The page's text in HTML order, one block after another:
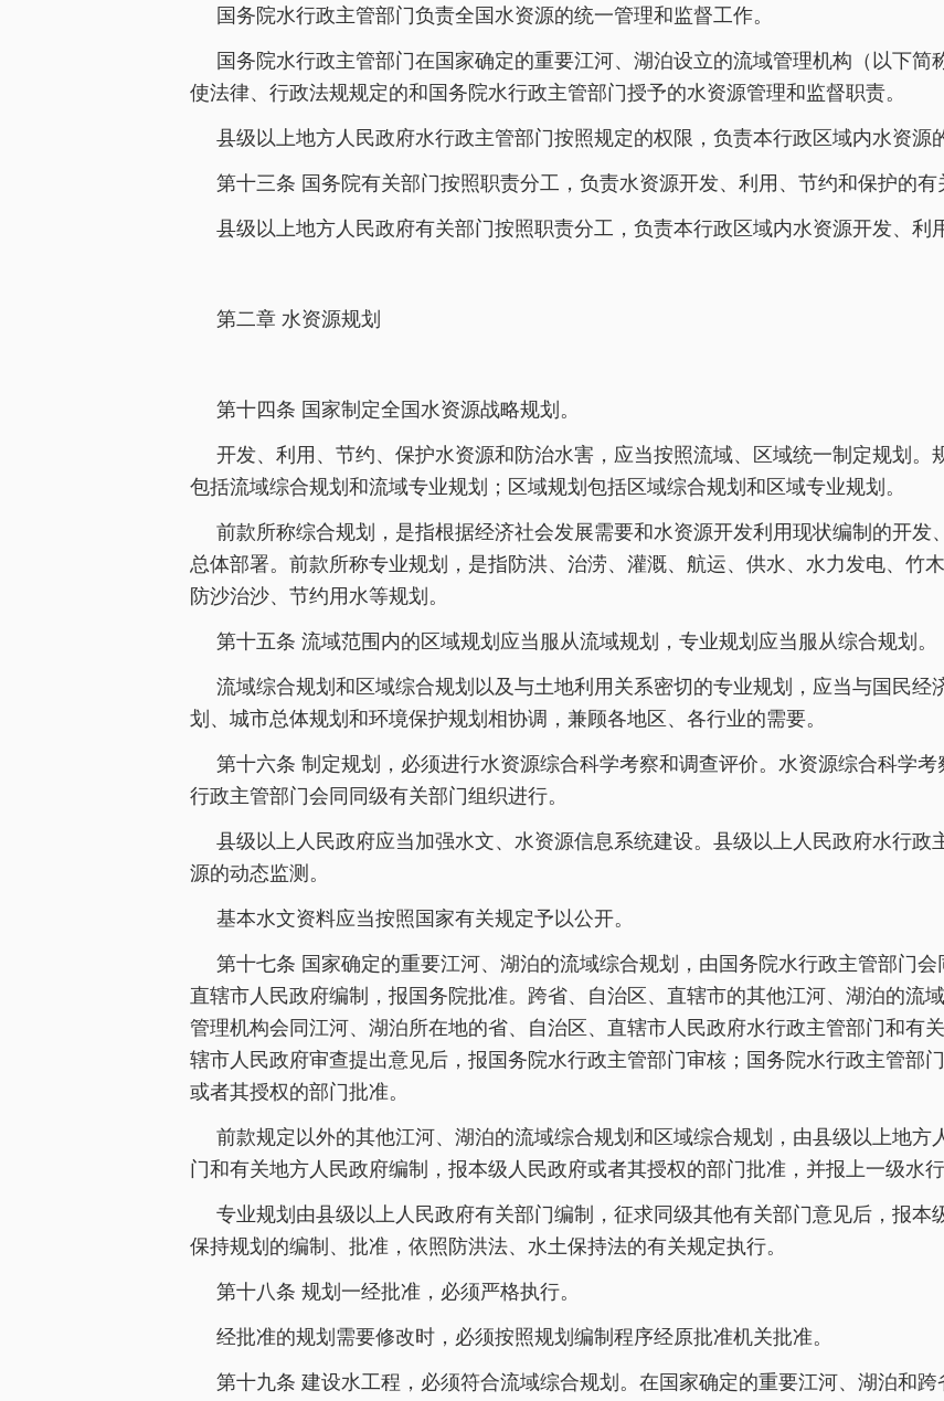
国务院水行政主管部门负责全国水资源的统一管理和监督工作。
国务院水行政主管部门在国家确定的重要江河、湖泊设立的流域管理机构（以下
使法律、行政法规规定的和国务院水行政主管部门授予的水资源管理和监督职责。
县级以上地方人民政府水行政主管部门按照规定的权限，负责本行政区域内水资源
第十三条 国务院有关部门按照职责分工，负责水资源开发、利用、节约和保护的有
县级以上地方人民政府有关部门按照职责分工，负责本行政区域内水资源开发、利
第二章 水资源规划
第十四条 国家制定全国水资源战略规划。
开发、利用、节约、保护水资源和防治水害，应当按照流域、区域统一制定规划。
包括流域综合规划和流域专业规划；区域规划包括区域综合规划和区域专业规划。
前款所称综合规划，是指根据经济社会发展需要和水资源开发利用现状编制的开发
总体部署。前款所称专业规划，是指防洪、治涝、灌溉、航运、供水、水力发电、竹
防沙治沙、节约用水等规划。
第十五条 流域范围内的区域规划应当服从流域规划，专业规划应当服从综合规划。
流域综合规划和区域综合规划以及与土地利用关系密切的专业规划，应当与国民经
划、城市总体规划和环境保护规划相协调，兼顾各地区、各行业的需要。
第十六条 制定规划，必须进行水资源综合科学考察和调查评价。水资源综合科学
行政主管部门会同同级有关部门组织进行。
县级以上人民政府应当加强水文、水资源信息系统建设。县级以上人民政府水行政
源的动态监测。
基本水文资料应当按照国家有关规定予以公开。
第十七条 国家确定的重要江河、湖泊的流域综合规划，由国务院水行政主管部门会
直辖市人民政府编制，报国务院批准。跨省、自治区、直辖市的其他江河、湖泊的流
管理机构会同江河、湖泊所在地的省、自治区、直辖市人民政府水行政主管部门和有
辖市人民政府审查提出意见后，报国务院水行政主管部门审核；国务院水行政主管部
或者其授权的部门批准。
前款规定以外的其他江河、湖泊的流域综合规划和区域综合规划，由县级以上地方
门和有关地方人民政府编制，报本级人民政府或者其授权的部门批准，并报上一级水行
专业规划由县级以上人民政府有关部门编制，征求同级其他有关部门意见后，报本
保持规划的编制、批准，依照防洪法、水土保持法的有关规定执行。
第十八条 规划一经批准，必须严格执行。
经批准的规划需要修改时，必须按照规划编制程序经原批准机关批准。
第十九条 建设水工程，必须符合流域综合规划。在国家确定的重要江河、湖泊和